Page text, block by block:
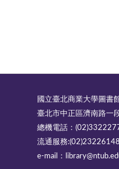
國立臺北商業大學圖書
臺北市中正區濟南路一
總機電話：
流通服務
e-mail：